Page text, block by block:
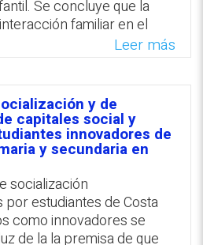
Email
Se concluye que la
familiar en el
en la escuela
infantil precede la
docente-discente,
puede
así como las
de los niños. En
se debe tener presente
entre las dimensiones
y propiciar su desarrollo
Leer más
y de
capitales social y
innovadores de
y secundaria en
socialización
estudiantes de Costa
como innovadores se
de la la premisa de que